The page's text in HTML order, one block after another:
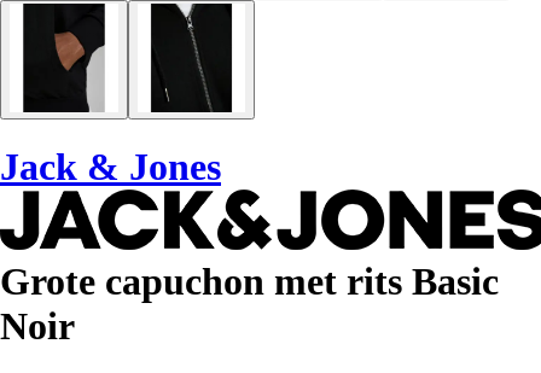
Jack & Jones
Grote capuchon met rits Basic
Noir